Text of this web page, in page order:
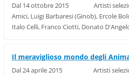
Dal 14 ottobre 2015 Artisti
Amici, Luigi Barbaresi (Ginob), Ercole
Italo Celli, Franco Ciotti, Donato
Il meraviglioso mondo degli
Dal 24 aprile 2015 Artisti